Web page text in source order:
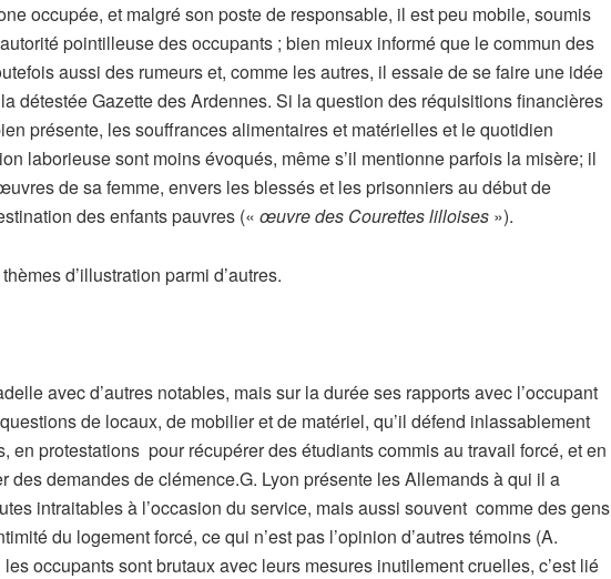
occupée, et malgré son poste de responsable, il est peu mobile, soumis
pointilleuse des occupants ; bien mieux informé que le commun des
aussi des rumeurs et, comme les autres, il essaie de se faire une idée
détestée Gazette des Ardennes. Si la question des réquisitions financières
présente, les souffrances alimentaires et matérielles et le quotidien
laborieuse sont moins évoqués, même s’il mentionne parfois la misère; il
de sa femme, envers les blessés et les prisonniers au début de
des enfants pauvres («œuvre des Courettes lilloises »).
d’illustration parmi d’autres.
avec d’autres notables, mais sur la durée ses rapports avec l’occupant
de locaux, de mobilier et de matériel, qu’il défend inlassablement
en protestations pour récupérer des étudiants commis au travail forcé, et en
des demandes de clémence.G. Lyon présente les Allemands à qui il a
intraitables à l’occasion du service, mais aussi souvent comme des gens
du logement forcé, ce qui n’est pas l’opinion d’autres témoins (A.
occupants sont brutaux avec leurs mesures inutilement cruelles, c’est lié